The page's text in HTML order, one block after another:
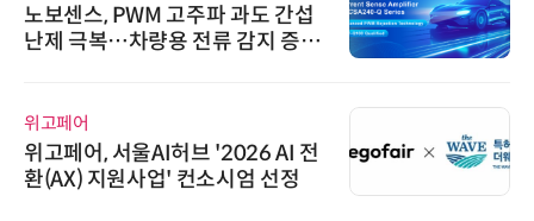
노보센스, PWM 고주파 과도 간섭
난제 극복…차량용 전류 감지 증폭
위고페어
위고페어, 서울AI허브 '2026 AI 전
환(AX) 지원사업' 컨소시엄 선정